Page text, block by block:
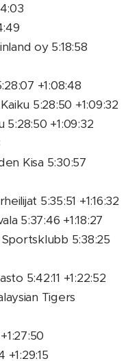
oy 5:18:58
+1:08:48
5:28:50 +1:09:32
5:28:50 +1:09:32
Kisa 5:30:57
5:35:51 +1:16:32
5:37:46 +1:18:27
5:38:25
5:42:11 +1:22:52
Tigers